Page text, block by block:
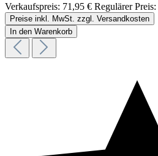
Verkaufspreis: 71,95 € Regulärer Preis:
Preise inkl. MwSt. zzgl. Versandkosten
In den Warenkorb